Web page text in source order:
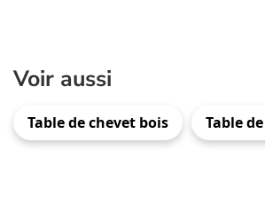
Voir aussi
Table de chevet bois Table